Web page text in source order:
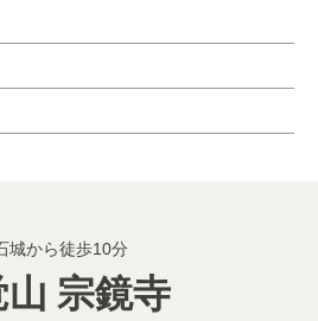
城から徒歩10分
山 宗鏡寺